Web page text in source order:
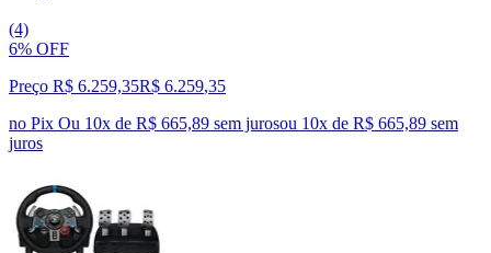
(4)
6% OFF
Preço R$ 6.259,35R$ 6.259,35
no Pix Ou 10x de R$ 665,89 sem jurosou 10x de R$ 665,89 sem
juros